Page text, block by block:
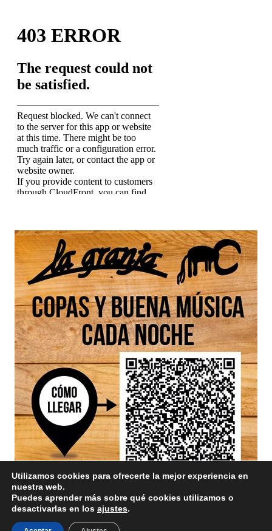
Utilizamos cookies para ofrecerte la mejor experiencia en
nuestra web.
Puedes aprender más sobre qué cookies utilizamos o
desactivarlas en los ajustes.